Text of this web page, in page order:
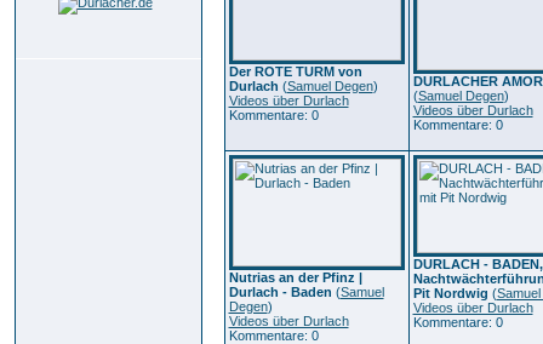
Der ROTE TURM von
Durlach (Samuel Degen)
Videos über Durlach
Kommentare: 0
DURLACHER
(Samuel Degen)
Videos über Durlach
Kommentare: 0
Nutrias an der Pfinz |
Durlach - Baden (Samuel
Degen)
Videos über Durlach
Kommentare: 0
DURLACH - BADEN,
Pit Nordwig (
Videos über Durlach
Kommentare: 0